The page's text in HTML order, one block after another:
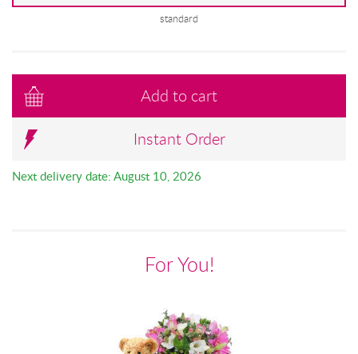
standard
Add to cart
Instant Order
Next delivery date: August 10, 2026
For You!